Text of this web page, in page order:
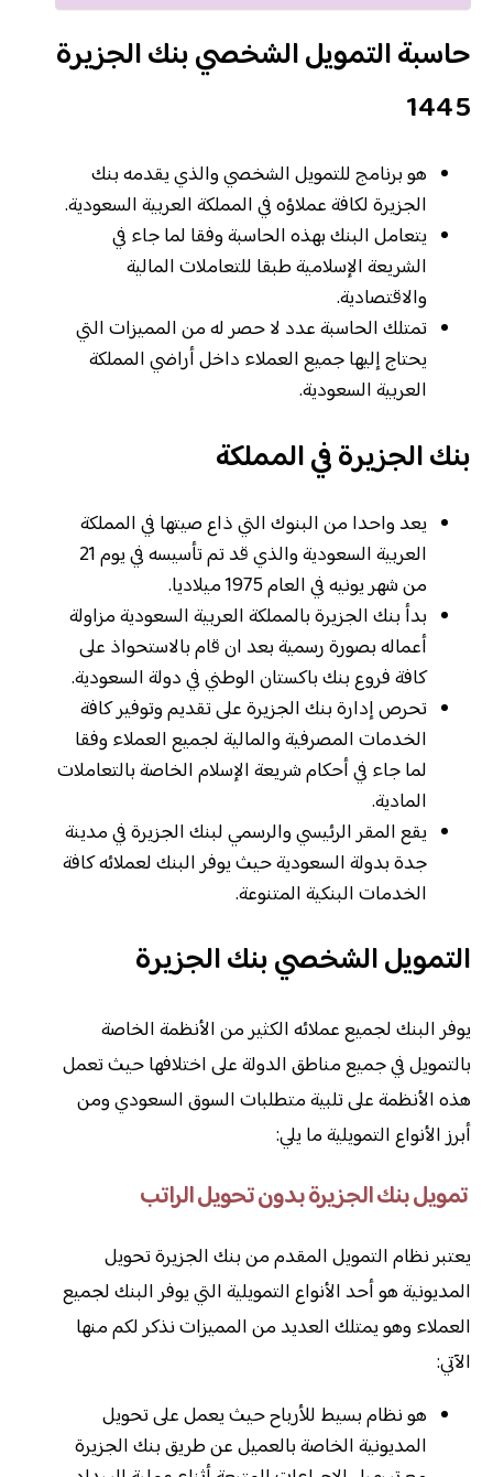
حاسبة التمويل الشخصي بنك الجزيرة
1445
هو برنامج للتمويل الشخصي والذي يقدمه بنك
الجزيرة لكافة عملاؤه في المملكة العربية السعودية.
يتعامل البنك بهذه الحاسبة وفقا لما جاء في
الشريعة الإسلامية طبقا للتعاملات المالية
والاقتصادية.
تمتلك الحاسبة عدد لا حصر له من المميزات التي
يحتاج إليها جميع العملاء داخل أراضي المملكة
العربية السعودية.
بنك الجزيرة في المملكة
يعد واحدا من البنوك التي ذاع صيتها في المملكة
العربية السعودية والذي قد تم تأسيسه في يوم 21
من شهر يونيه في العام 1975 ميلاديا.
بدأ بنك الجزيرة بالمملكة العربية السعودية مزاولة
أعماله بصورة رسمية بعد ان قام بالاستحواذ على
كافة فروع بنك باكستان الوطني في دولة السعودية.
تحرص إدارة بنك الجزيرة على تقديم وتوفير كافة
الخدمات المصرفية والمالية لجميع العملاء وفقا
لما جاء في أحكام شريعة الإسلام الخاصة بالتعاملات
المادية.
يقع المقر الرئيسي والرسمي لبنك الجزيرة في مدينة
جدة بدولة السعودية حيث يوفر البنك لعملائه كافة
الخدمات البنكية المتنوعة.
التمويل الشخصي بنك الجزيرة
يوفر البنك لجميع عملائه الكثير من الأنظمة الخاصة
بالتمويل في جميع مناطق الدولة على اختلافها حيث تعمل
هذه الأنظمة على تلبية متطلبات السوق السعودي ومن
أبرز الأنواع التمويلية ما يلي:
تمويل بنك الجزيرة بدون تحويل الراتب
يعتبر نظام التمويل المقدم من بنك الجزيرة تحويل
المديونية هو أحد الأنواع التمويلية التي يوفر البنك لجميع
العملاء وهو يمتلك العديد من المميزات نذكر لكم منها
الآتي:
هو نظام بسيط للأرباح حيث يعمل على تحويل
المديونية الخاصة بالعميل عن طريق بنك الجزيرة